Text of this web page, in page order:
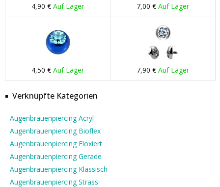
4,90 € Auf Lager 7,00 € Auf Lager
4,50 € Auf Lager 7,90 € Auf Lager
Verknüpfte Kategorien
Augenbrauenpiercing Acryl
Augenbrauenpiercing Bioflex
Augenbrauenpiercing Eloxiert
Augenbrauenpiercing Gerade
Augenbrauenpiercing Klassisch
Augenbrauenpiercing Strass